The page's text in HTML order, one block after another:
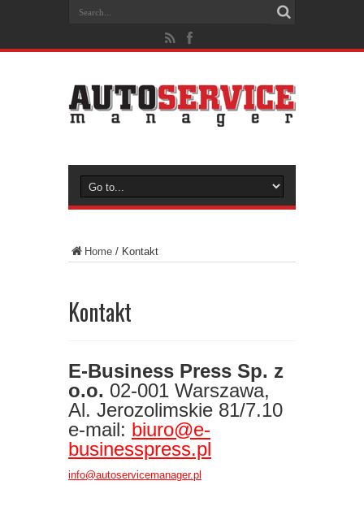
Home / Kontakt
Kontakt
E-Business Press Sp. z
o.o. 02-001 Warszawa,
Al. Jerozolimskie 81/7.10
e-mail: biuro@e-
businesspress.pl
info@autoservicemanager.pl